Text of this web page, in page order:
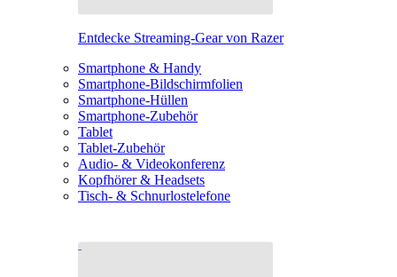
Entdecke Streaming-Gear von Razer
Smartphone & Handy
Smartphone-Bildschirmfolien
Smartphone-Hüllen
Smartphone-Zubehör
Tablet
Tablet-Zubehör
Audio- & Videokonferenz
Kopfhörer & Headsets
Tisch- & Schnurlostelefone